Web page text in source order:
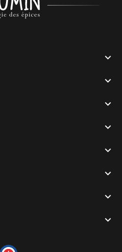







